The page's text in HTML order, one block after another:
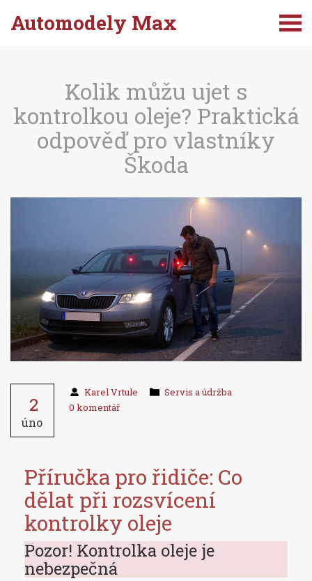
Automodely Max
Kolik můžu ujet s
kontrolkou oleje? Praktická
odpověď pro vlastníky
Škoda
2
úno
Karel Vrtule
Servis a údržba
0 komentář
Příručka pro řidiče: Co
dělat při rozsvícení
kontrolky oleje
Pozor! Kontrolka oleje je
nebezpečná